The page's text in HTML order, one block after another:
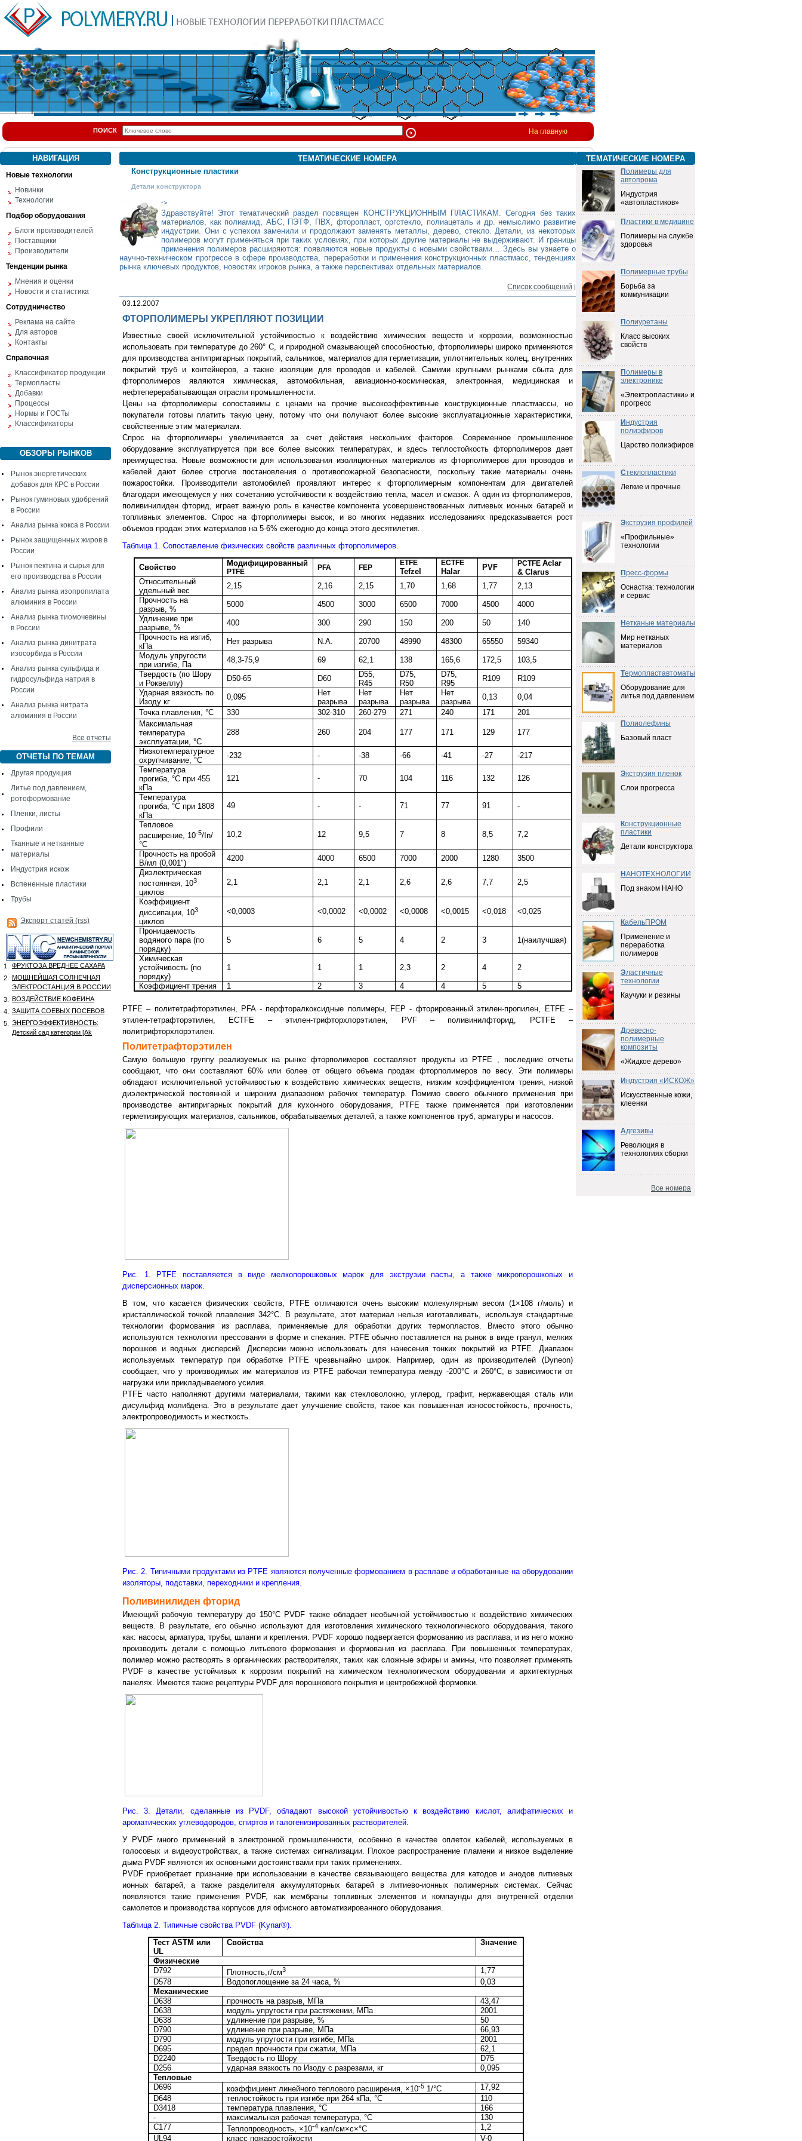
ПОИСК На главную
НАВИГАЦИЯ
Новые технологии
Новинки
Технологии
Подбор оборудования
Блоги производителей
Поставщики
Производители
Тенденции рынка
Мнения и оценки
Новости и статистика
Сотрудничество
Реклама на сайте
Для авторов
Контакты
Справочная
Классификатор продукции
Термопласты
Добавки
Процессы
Нормы и ГОСТы
Классификаторы
ОБЗОРЫ РЫНКОВ
Рынок энергетических
добавок для КРС в России
Рынок гуминовых удобрений
в России
Анализ рынка кокса в России
Рынок защищенных жиров в
России
Рынок пектина и сырья для
его производства в России
Анализ рынка изопропилата
алюминия в России
Анализ рынка тиомочевины
в России
Анализ рынка динитрата
изосорбида в России
Анализ рынка сульфида и
гидросульфида натрия в
России
Анализ рынка нитрата
алюминия в России
Все отчеты
ОТЧЕТЫ ПО ТЕМАМ
Другая продукция
Литье под давлением,
ротоформование
Пленки, листы
Профили
Тканные и нетканные
материалы
Индустрия искож
Вспененные пластики
Трубы
Экспорт статей (rss)
1.
ФРУКТОЗА ВРЕДНЕЕ САХАРА
2.
МОЩНЕЙШАЯ СОЛНЕЧНАЯ
ЭЛЕКТРОСТАНЦИЯ В РОССИИ
3.
ВОЗДЕЙСТВИЕ КОФЕИНА
4.
ЗАЩИТА СОЕВЫХ ПОСЕВОВ
5.
ЭНЕРГОЭФФЕКТИВНОСТЬ:
Детский сад категории [Аk
ТЕМАТИЧЕСКИЕ НОМЕРА
Конструкционные пластики
Детали конструктора
->
Здравствуйте! Этот тематический раздел посвящен КОНСТРУКЦИОННЫМ ПЛАСТИКАМ. Сегодня без таких
материалов, как полиамид, АБС, ПЭТФ, ПВХ, фторопласт, оргстекло, полиацеталь и др. немыслимо развитие
индустрии. Они с успехом заменили и продолжают заменять металлы, дерево, стекло. Детали, из некоторых
полимеров могут применяться при таких условиях, при которых другие материалы не выдерживают. И границы
применения полимеров расширяются: появляются новые продукты с новыми свойствами… Здесь вы узнаете о
научно-техническом прогрессе в сфере производства, переработки и применения конструкционных пластмасс, тенденциях
рынка ключевых продуктов, новостях игроков рынка, а также перспективах отдельных материалов.
Список сообщений |
03.12.2007
ФТОРПОЛИМЕРЫ УКРЕПЛЯЮТ ПОЗИЦИИ
Известные своей исключительной устойчивостью к воздействию химических веществ и коррозии, возможностью
использовать при температуре до 260° C, и природной смазывающей способностью, фторполимеры широко применяются
для производства антипригарных покрытий, сальников, материалов для герметизации, уплотнительных колец, внутренних
покрытий труб и контейнеров, а также изоляции для проводов и кабелей. Самими крупными рынками сбыта для
фторполимеров являются химическая, автомобильная, авиационно-космическая, электронная, медицинская и
нефтеперерабатывающая отрасли промышленности.
Цены на фторполимеры сопоставимы с ценами на прочие высокоэффективные конструкционные пластмассы, но
покупатели готовы платить такую цену, потому что они получают более высокие эксплуатационные характеристики,
свойственные этим материалам.
Спрос на фторполимеры увеличивается за счет действия нескольких факторов. Современное промышленное
оборудование эксплуатируется при все более высоких температурах, и здесь теплостойкость фторполимеров дает
преимущества. Новые возможности для использования изоляционных материалов из фторполимеров для проводов и
кабелей дают более строгие постановления о противопожарной безопасности, поскольку такие материалы очень
пожаростойки. Производители автомобилей проявляют интерес к фторполимерным компонентам для двигателей
благодаря имеющемуся у них сочетанию устойчивости к воздействию тепла, масел и смазок. А один из фторполимеров,
поливинилиден фторид, играет важную роль в качестве компонента усовершенствованных литиевых ионных батарей и
топливных элементов. Спрос на фторполимеры высок, и во многих недавних исследованиях предсказывается рост
объемов продаж этих материалов на 5-6% ежегодно до конца этого десятилетия.
Таблица 1. Сопоставление физических свойств различных фторполимеров.
Свойство Модифицированный
PTFE PFA FEP
ETFE
Tefzel
ECTFE
Halar PVF PCTFEAclar
& Clarus
Относительный
удельный вес
2,15 2,16 2,15 1,70 1,68 1,77
2,13
Прочность на
разрыв, %
5000 4500 3000 6500 7000 4500
4000
Удлинение при
разрыве, %
400 300 290 150 200 50
140
Прочность на изгиб,
кПа
Нет разрыва N.A. 20700 48990 48300 65550
59340
Модуль упругости
при изгибе, Па
48,3-75,9 69 62,1 138 165,6 172,5
103,5
Твердость (по Шору
и Роквеллу)
D50-65 D60
D55,
R45
D75,
R50
D75,
R95
R109
R109
Ударная вязкость по
Изоду кг
0,095
Нет
разрыва
Нет
разрыва
Нет
разрыва
Нет
разрыва
0,13
0,04
Точка плавления, °С
330 302-310 260-279 271 240 171
201
Максимальная
температура
эксплуатации, °С
288 260 204 177 171 129 177
Низкотемпературное
охрупчивание, °С
-232 - -38 -66 -41 -27
-217
Температура
прогиба, °С при 455
кПа
121 - 70 104 116 132 126
Температура
прогиба, °С при 1808
кПа
49 - - 71 77 91 -
Тепловое
расширение, 10-5/In/
°C
10,2 12 9,5 7 8 8,5 7,2
Прочность на пробой
В/мл (0,001")
4200 4000 6500 7000 2000 1280
3500
Диэлектрическая
постоянная, 103
циклов
2,1 2,1 2,1 2,6 2,6 7,7 2,5
Коэффициент
диссипации, 103
циклов
<0,0003 <0,0002 <0,0002 <0,0008 <0,0015 <0,018 <0,025
Проницаемость
водяного пара (по
порядку)
5 6 5 4 2 3 1(наилучшая)
Химическая
устойчивость (по
порядку)
1 1 1 2,3 2 4 2
Коэффициент трения 1 2 3 4 4 5 5
PTFE – политетрафторэтилен, PFA - перфторалкоксидные полимеры, FEP - фторированный этилен-пропилен, ETFE –
этилен-тетрафторэтилен, ECTFE – этилен-трифторхлорэтилен, PVF – поливинилфторид, PCTFE –
политрифторхлорэтилен.
Политетрафторэтилен
Самую большую группу реализуемых на рынке фторполимеров составляют продукты из PTFE , последние отчеты
сообщают, что они составляют 60% или более от общего объема продаж фторполимеров по весу. Эти полимеры
обладают исключительной устойчивостью к воздействию химических веществ, низким коэффициентом трения, низкой
диэлектрической постоянной и широким диапазоном рабочих температур. Помимо своего обычного применения при
производстве антипригарных покрытий для кухонного оборудования, PTFE также применяется при изготовлении
герметизирующих материалов, сальников, обрабатываемых деталей, а также компонентов труб, арматуры и насосов.
Рис. 1. PTFE поставляется в виде мелкопорошковых марок для экструзии пасты, а также микропорошковых и
дисперсионных марок.
В том, что касается физических свойств, PTFE отличаются очень высоким молекулярным весом (1×108 г/моль) и
кристаллической точкой плавления 342°C. В результате, этот материал нельзя изготавливать, используя стандартные
технологии формования из расплава, применяемые для обработки других термопластов. Вместо этого обычно
используются технологии прессования в форме и спекания. PTFE обычно поставляется на рынок в виде гранул, мелких
порошков и водных дисперсий. Дисперсии можно использовать для нанесения тонких покрытий из PTFE. Диапазон
используемых температур при обработке PTFE чрезвычайно широк. Например, один из производителей (Dyneon)
сообщает, что у производимых им материалов из PTFE рабочая температура между -200°C и 260°C, в зависимости от
нагрузки или прикладываемого усилия.
PTFE часто наполняют другими материалами, такими как стекловолокно, углерод, графит, нержавеющая сталь или
дисульфид молибдена. Это в результате дает улучшение свойств, такое как повышенная износостойкость, прочность,
электропроводимость и жесткость.
Рис. 2. Типичными продуктами из PTFE являются полученные формованием в расплаве и обработанные на оборудовании
изоляторы, подставки, переходники и крепления.
Поливинилиден фторид
Имеющий рабочую температуру до 150°C PVDF также обладает необычной устойчивостью к воздействию химических
веществ. В результате, его обычно используют для изготовления химического технологического оборудования, такого
как: насосы, арматура, трубы, шланги и крепления. PVDF хорошо подвергается формованию из расплава, и из него можно
производить детали с помощью литьевого формования и формования из расплава. При повышенных температурах,
полимер можно растворять в органических растворителях, таких как сложные эфиры и амины, что позволяет применять
PVDF в качестве устойчивых к коррозии покрытий на химическом технологическом оборудовании и архитектурных
панелях. Имеются также рецептуры PVDF для порошкового покрытия и центробежной формовки.
Рис. 3. Детали, сделанные из PVDF, обладают высокой устойчивостью к воздействию кислот, алифатических и
ароматических углеводородов, спиртов и галогенизированных растворителей.
У PVDF много применений в электронной промышленности, особенно в качестве оплеток кабелей, используемых в
голосовых и видеоустройствах, а также системах сигнализации. Плохое распространение пламени и низкое выделение
дыма PVDF являются их основными достоинствами при таких применениях.
PVDF приобретает признание при использовании в качестве связывающего вещества для катодов и анодов литиевых
ионных батарей, а также разделителя аккумуляторных батарей в литиево-ионных полимерных системах. Сейчас
появляются такие применения PVDF, как мембраны топливных элементов и компаунды для внутренней отделки
самолетов и производства корпусов для офисного автоматизированного оборудования.
Таблица 2. Типичные свойства PVDF (Kynar®).
Тест ASTM или
UL
Свойства Значение
Физические
D792
Плотность,г/см3
1,77
D578
Водопоглощение за 24 часа, %
0,03
Механические
D638
прочность на разрыв, МПа
43,47
D638
модуль упругости при растяжении, МПа
2001
D638
удлинение при разрыве, %
50
D790
удлинение при разрыве, МПа
66,93
D790
модуль упругости при изгибе, МПа
2001
D695
предел прочности при сжатии, МПа
62,1
D2240
Твердость по Шору
D75
D256
ударная вязкость по Изоду с разрезами, кг
0,095
Тепловые
D696
коэффициент линейного теплового расширения, ×10-5 1/°С
17,92
D648
теплостойкость при изгибе при 264 кПа, °C
110
D3418
температура плавления, °C
166
-
максимальная рабочая температура, °C
130
C177
Теплопроводность, ×10-4 кал/см×с×°C
1,2
UL94
класс пожаростойкости V-0
ТЕМАТИЧЕСКИЕ НОМЕРА
Полимеры для
автопрома
Индустрия
«автопластиков»
Пластики в медицине
Полимеры на службе
здоровья
Полимерные трубы
Борьба за
коммуникации
Полиуретаны
Класс высоких
свойств
Полимеры в
электронике
«Электропластики» и
прогресс
Индустрия
полиэфиров
Царство полиэфиров
Стеклопластики
Легкие и прочные
Экструзия профилей
«Профильные»
технологии
Пресс-формы
Оснастка: технологии
и сервис
Н етканые материалы
Мир нетканых
материалов
Термопластавтоматы
Оборудование для
литья под давлением
Полиолефины
Базовый пласт
Экструзия пленок
Слои прогресса
Конструкционные
пластики
Детали конструктора
Н АНОТЕХНОЛОГИИ
Под знаком НАНО
КабельПРОМ
Применение и
переработка
полимеров
Эластичные
технологии
Каучуки и резины
Древесно-
полимерные
композиты
«Жидкое дерево»
Индустрия «ИСКОЖ»
Искусственные кожи,
клеенки
Адгезивы
Революция в
технологиях сборки
Все номера